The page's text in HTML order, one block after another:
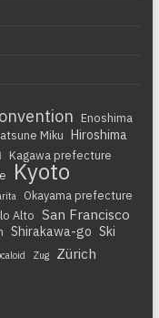
Enoshima
Miku Hiroshima
Kagawa prefecture
Kyoto
Okayama prefecture
Alto San Francisco
Shirakawa-go Ski
Zug Zürich